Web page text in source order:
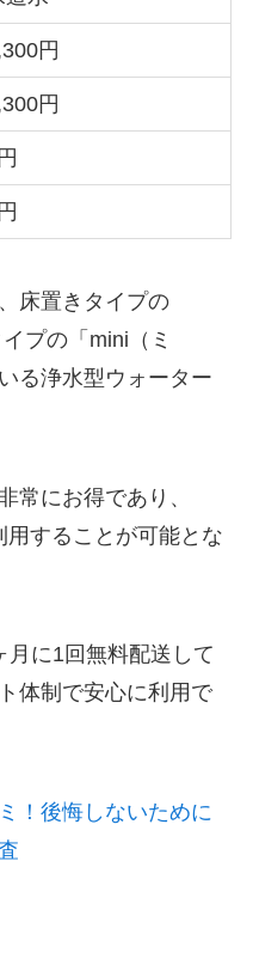
円
円
床置きタイプの
プの「mini（ミ
る浄水型ウォーター
常にお得であり、
用することが可能とな
月に1回無料配送して
体制で安心に利用で
！後悔しないために